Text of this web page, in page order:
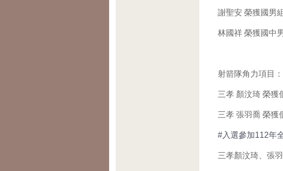
謝聖安 榮獲國男
林國祥 榮獲國中
射箭隊角力項目
三孝 顏汶琦 榮獲
三孝 張羽喬 榮獲
#入選參加112年
三孝顏汶琦、張